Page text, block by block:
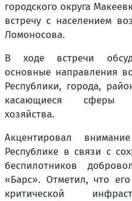
городского округа
встречу с населением
Ломоносова.
В ходе встречи
основные направления
Республики, города,
касающиеся сферы
хозяйства.
Акцентировал
Республике в связи с
беспилотников
«Барс». Отметил, что
критической